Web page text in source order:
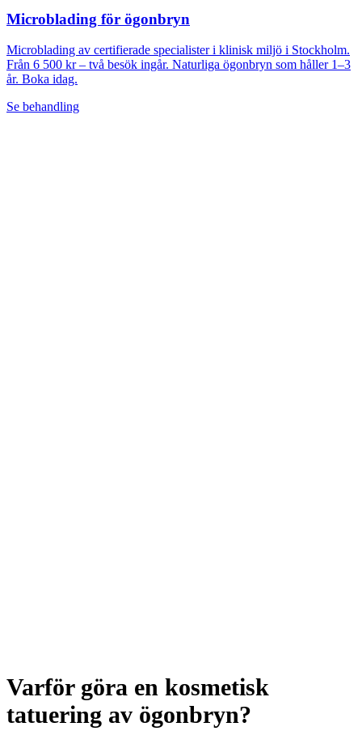
Microblading för ögonbryn
Microblading av certifierade specialister i klinisk miljö i Stockholm.
Från 6 500 kr – två besök ingår. Naturliga ögonbryn som håller 1–3
år. Boka idag.
Se behandling
Varför göra en kosmetisk
tatuering av ögonbryn?